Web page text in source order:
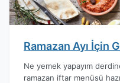
Ramazan Ayı İçin
Ne yemek yapayım
ramazan iftar menüsü